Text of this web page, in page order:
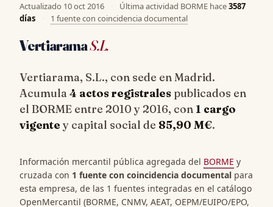
Actualizado 10 oct 2016 · Última actividad BORME hace3587
días
· 1 fuente con coincidencia documental
VertiaramaS.L.
Vertiarama, S.L., con sede en Madrid.
Acumula4 actos registrales publicados en
el BORME entre 2010 y 2016, con 1 cargo
vigente y capital social de 85,90 M€.
Información mercantil pública agregada del BORME y
cruzada con 1 fuente con coincidencia documental para
esta empresa, de las 1 fuentes integradas en el catálogo
OpenMercantil (BORME, CNMV, AEAT, OEPM/EUIPO/EPO,